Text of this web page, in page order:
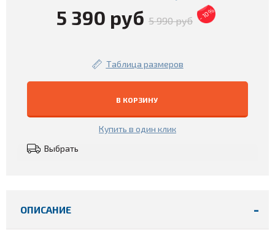
5 390 руб 5 990 руб - 10%
Таблица размеров
В КОРЗИНУ
Купить в один клик
Выбрать
ОПИСАНИЕ